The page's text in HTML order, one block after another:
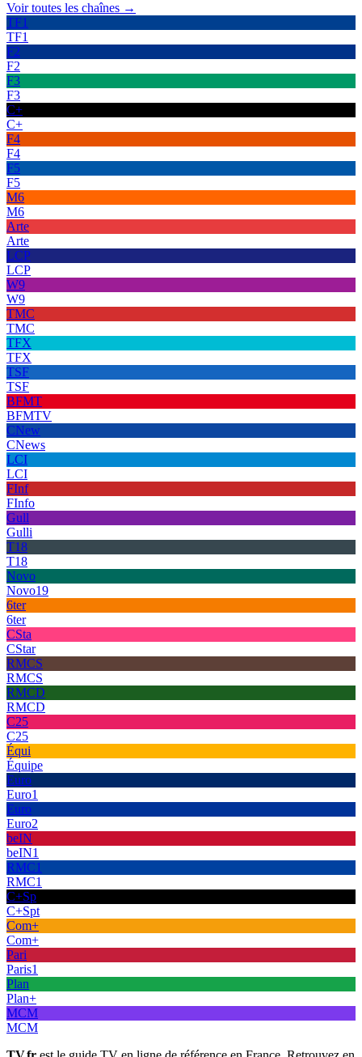
Voir toutes les chaînes →
TF1
TF1
F2
F2
F3
F3
C+
C+
F4
F4
F5
F5
M6
M6
Arte
Arte
LCP
LCP
W9
W9
TMC
TMC
TFX
TFX
TSF
TSF
BFMT
BFMTV
CNew
CNews
LCI
LCI
FInf
FInfo
Gull
Gulli
T18
T18
Novo
Novo19
6ter
6ter
CSta
CStar
RMCS
RMCS
RMCD
RMCD
C25
C25
Équi
Équipe
Euro
Euro1
Euro
Euro2
beIN
beIN1
RMC1
RMC1
C+Sp
C+Spt
Com+
Com+
Pari
Paris1
Plan
Plan+
MCM
MCM